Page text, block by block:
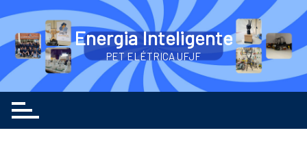
o
conteúdo
Energia Inteligente
PET ELÉTRICA UFJF